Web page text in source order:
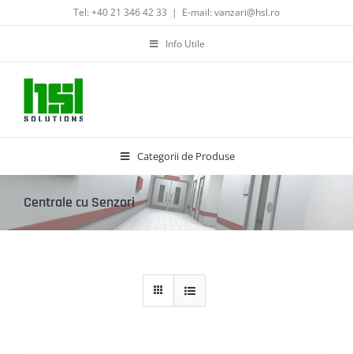
to
Tel: +40 21 346 42 33 | E-mail: vanzari@hsl.ro
Info Utile
Categorii de Produse
Centrale cu Senzori